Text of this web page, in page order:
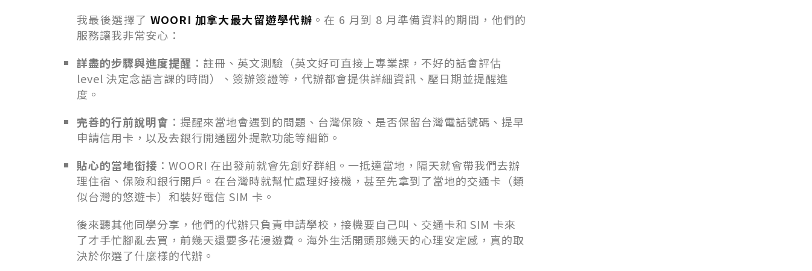
我最後選擇了WOORI 加拿大最大留遊學代辦 。在 6 月到 8 月準備資料的期間，他們的
服務讓我非常安心：
詳盡的步驟與進度提醒 ：註冊、英文測驗（英文好可直接上專業課，不好的話會評估
level 決定念語言課的時間）、簽辦簽證等，代辦都會提供詳細資訊、壓日期並提醒進
度。
完善的行前說明會 ：提醒來當地會遇到的問題、台灣保險、是否保留台灣電話號碼、提早
申請信用卡，以及去銀行開通國外提款功能等細節。
貼心的當地銜接 ：WOORI 在出發前就會先創好群組。一抵達當地，隔天就會帶我們去辦
理住宿、保險和銀行開戶。在台灣時就幫忙處理好接機，甚至先拿到了當地的交通卡（類
似台灣的悠遊卡）和裝好電信 SIM 卡。
後來聽其他同學分享，他們的代辦只負責申請學校，接機要自己叫、交通卡和 SIM 卡來
了才手忙腳亂去買，前幾天還要多花漫遊費。海外生活開頭那幾天的心理安定感，真的取
決於你選了什麼樣的代辦。